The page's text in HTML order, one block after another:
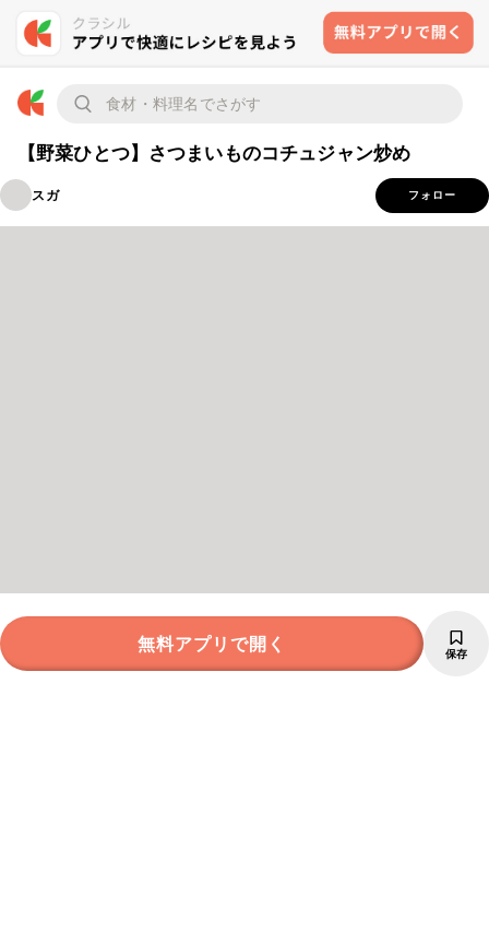
【野菜ひとつ】さつまいものコチュジャン炒め
スガ フォロー
無料アプリで開く 保存